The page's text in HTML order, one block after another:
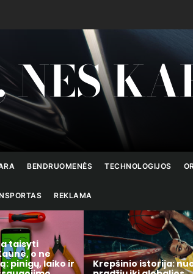
NES
BENDRUOMENĖS TECHNOLOGIJOS
REKLAMA
nuo
Kaip skaityti sporto
varžybų statistiką
profesionalas: 7